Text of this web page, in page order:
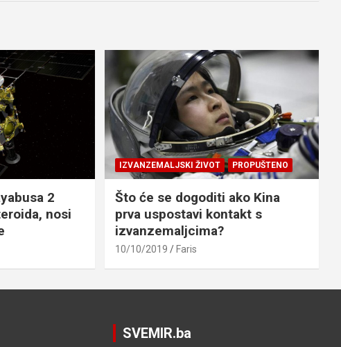
2
nosi
IZVANZEMALJSKI ŽIVOT PROPUŠTENO
Što će se dogoditi ako Kina
prva uspostavi kontakt s
izvanzemaljcima?
10/10/2019 Faris
SVEMIR.ba